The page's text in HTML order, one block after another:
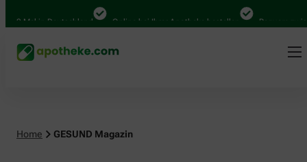
Mal in Deutschland Online bei Ihrer Apotheke bestellen Bequem
Home GESUND Magazin